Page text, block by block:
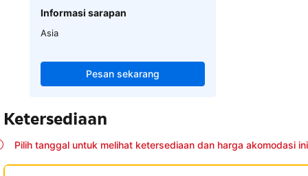
Informasi sarapan
Asia
Pesan sekarang
Ketersediaan
Pilih tanggal untuk melihat ketersediaan dan harga akomodasi ini